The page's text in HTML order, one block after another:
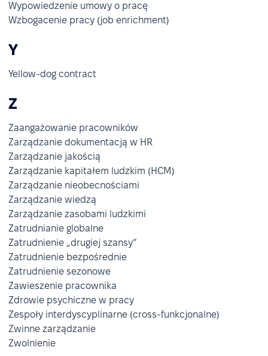
Wypowiedzenie umowy o pracę
Wzbogacenie pracy (job enrichment)
Y
Yellow-dog contract
Z
Zaangażowanie pracowników
Zarządzanie dokumentacją w HR
Zarządzanie jakością
Zarządzanie kapitałem ludzkim (HCM)
Zarządzanie nieobecnościami
Zarządzanie wiedzą
Zarządzanie zasobami ludzkimi
Zatrudnianie globalne
Zatrudnienie „drugiej szansy”
Zatrudnienie bezpośrednie
Zatrudnienie sezonowe
Zawieszenie pracownika
Zdrowie psychiczne w pracy
Zespoły interdyscyplinarne (cross-funkcjonalne)
Zwinne zarządzanie
Zwolnienie